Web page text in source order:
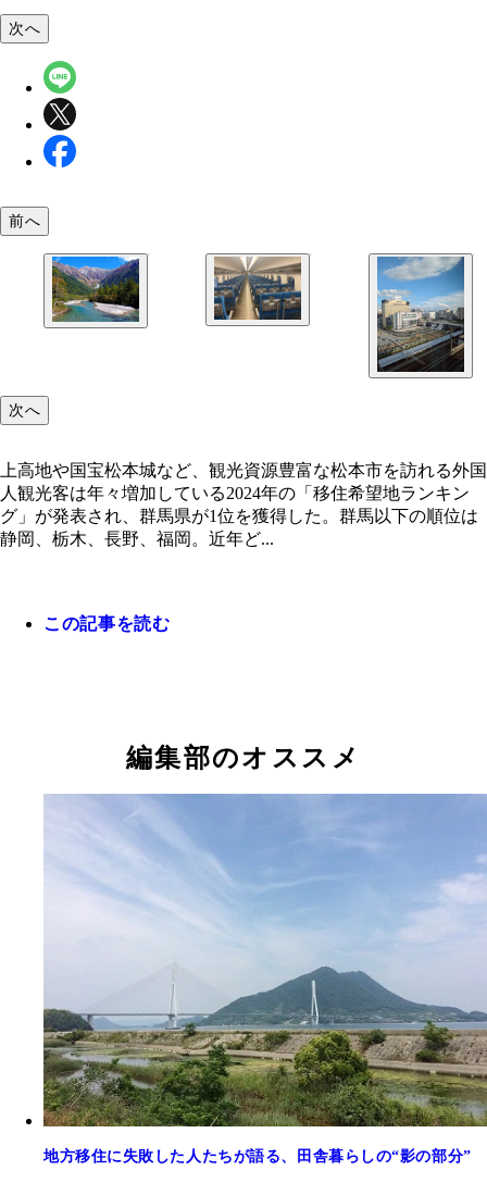
上高地や国宝松本城など、観光資源豊富な松本市
移住者の増加とテレワーク廃止の流れにより、通
再開発によって生まれ変わったJR宇都宮駅前だが
次へ
前へ
次へ
上高地や国宝松本城など、観光資源豊富な松本市を訪れる外国
人観光客は年々増加している2024年の「移住希望地ランキン
グ」が発表され、群馬県が1位を獲得した。群馬以下の順位は
静岡、栃木、長野、福岡。近年ど...
この記事を読む
編集部のオススメ
地方移住に失敗した人たちが語る、田舎暮らしの“影の部分”